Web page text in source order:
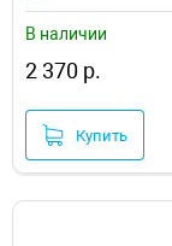
В наличии
2 370 р.
Купить